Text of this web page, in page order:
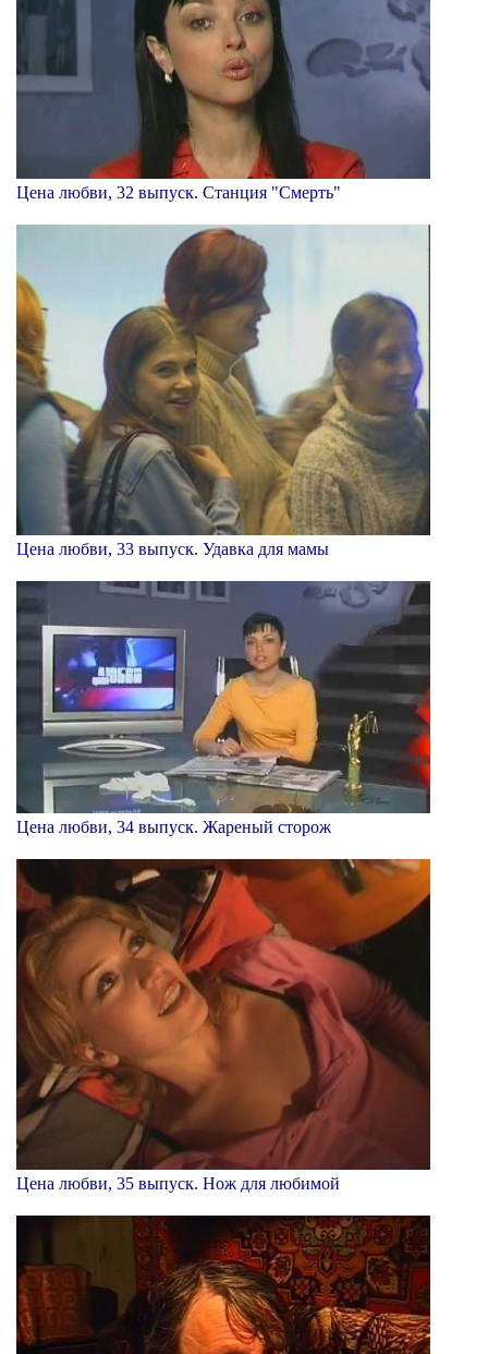
Цена любви, 32 выпуск. Станция "Смерть"
Цена любви, 33 выпуск. Удавка для мамы
Цена любви, 34 выпуск. Жареный сторож
Цена любви, 35 выпуск. Нож для любимой